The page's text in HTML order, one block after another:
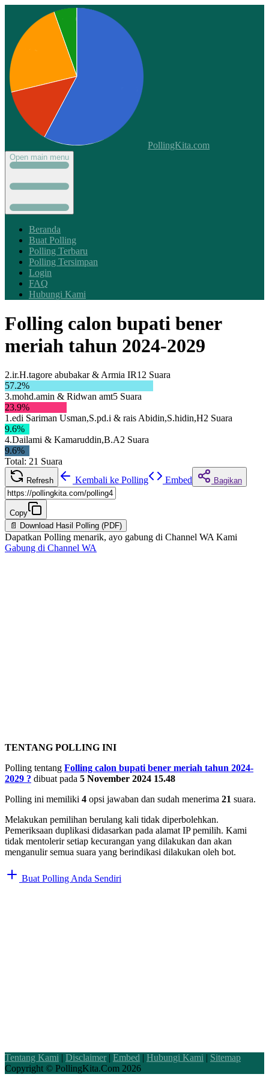
PollingKita.com
Open main menu
Beranda
Buat Polling
Polling Terbaru
Polling Tersimpan
Login
FAQ
Hubungi Kami
Folling calon bupati bener
meriah tahun 2024-2029
2.ir.H.tagore abubakar & Armia IR12 Suara
57.2%
3.mohd.amin & Ridwan amt5 Suara
23.9%
1.edi Sariman Usman,S.pd.i & rais Abidin,S.hidin,H2 Suara
9.6%
4.Dailami & Kamaruddin,B.A2 Suara
9.6%
Total: 21 Suara
Refresh Kembali ke Polling Embed Bagikan
Copy
📄 Download Hasil Polling (PDF)
Dapatkan Polling menarik, ayo gabung di Channel WA Kami
Gabung di Channel WA
TENTANG POLLING INI
Polling tentang Folling calon bupati bener meriah tahun 2024-
2029 ? dibuat pada 5 November 2024 15.48
Polling ini memiliki 4 opsi jawaban dan sudah menerima 21 suara.
Melakukan pemilihan berulang kali tidak diperbolehkan.
Pemeriksaan duplikasi didasarkan pada alamat IP pemilih. Kami
tidak mentolerir setiap kecurangan yang dilakukan dan akan
menganulir semua suara yang berindikasi dilakukan oleh bot.
Buat Polling Anda Sendiri
Tentang Kami | Disclaimer | Embed | Hubungi Kami | Sitemap
Copyright © PollingKita.Com 2026